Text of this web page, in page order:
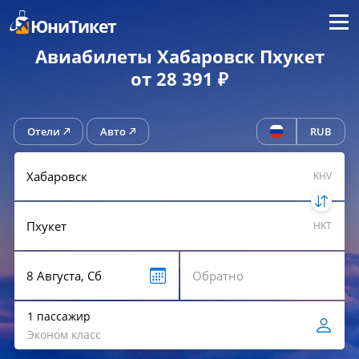
ЮниТикет Меню
Авиабилеты Хабаровск Пхукет
от 28 391 ₽
Отели Авто RUB
KHV
HKT
1 пассажир
Эконом класс